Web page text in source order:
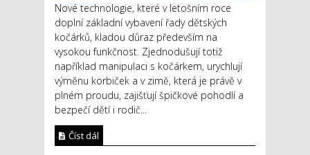
Nové technologie, které v letošním roce
doplní základní vybavení řady dětských
kočárků, kladou důraz především na
vysokou funkčnost. Zjednodušují totiž
například manipulaci s kočárkem, urychlují
výměnu korbiček a v zimě, která je právě v
plném proudu, zajišťují špičkové pohodlí a
bezpečí dětí i rodič...
Číst dál